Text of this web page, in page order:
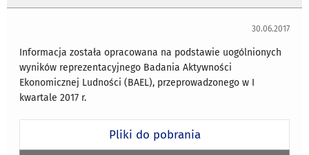
30.06.2017
Informacja została opracowana na podstawie uogólnionych
wyników reprezentacyjnego Badania Aktywności
Ekonomicznej Ludności (BAEL), przeprowadzonego w I
kwartale 2017 r.
Pliki do pobrania